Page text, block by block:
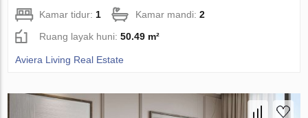
Kamar tidur:1 Kamar mandi:2
Ruang layak huni:50.49 m²
Aviera Living Real Estate